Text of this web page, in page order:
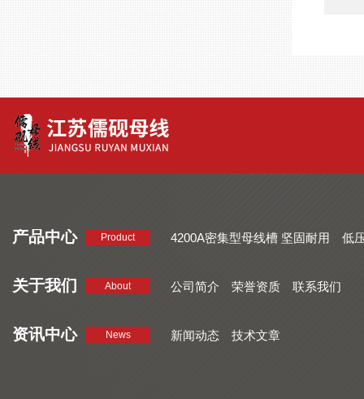
产品中心 Product 4200A密集型母线槽 坚固耐用
低
关于我们 About 公司简介 荣誉资质 联系我们
资讯中心 News 新闻动态 技术文章